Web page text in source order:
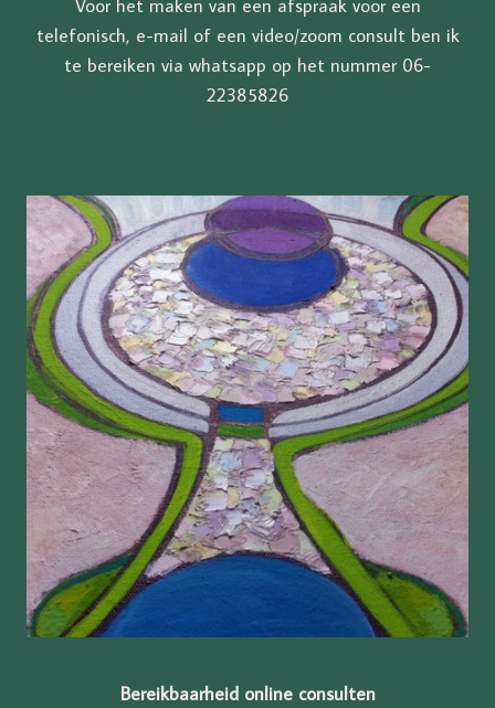
Voor het maken van een afspraak voor een
telefonisch, e-mail of een video/zoom consult ben ik
te bereiken via whatsapp op het nummer 06-
22385826
Bereikbaarheid online consulten